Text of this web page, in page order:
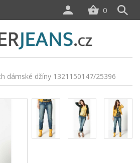
dámské džíny 1321150147/25396
0